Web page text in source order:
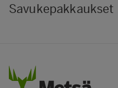
Savukepakkaukset